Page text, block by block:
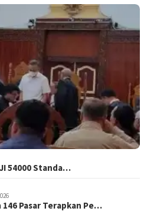
54000 Standa…
146 Pasar Terapkan Pe…